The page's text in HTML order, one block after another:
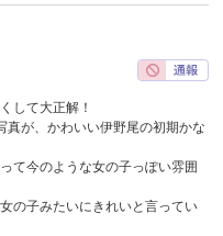
して大正解！
真が、かわいい伊野尾の初期かな
て今のような女の子っぽい雰囲
の子みたいにきれいと言ってい